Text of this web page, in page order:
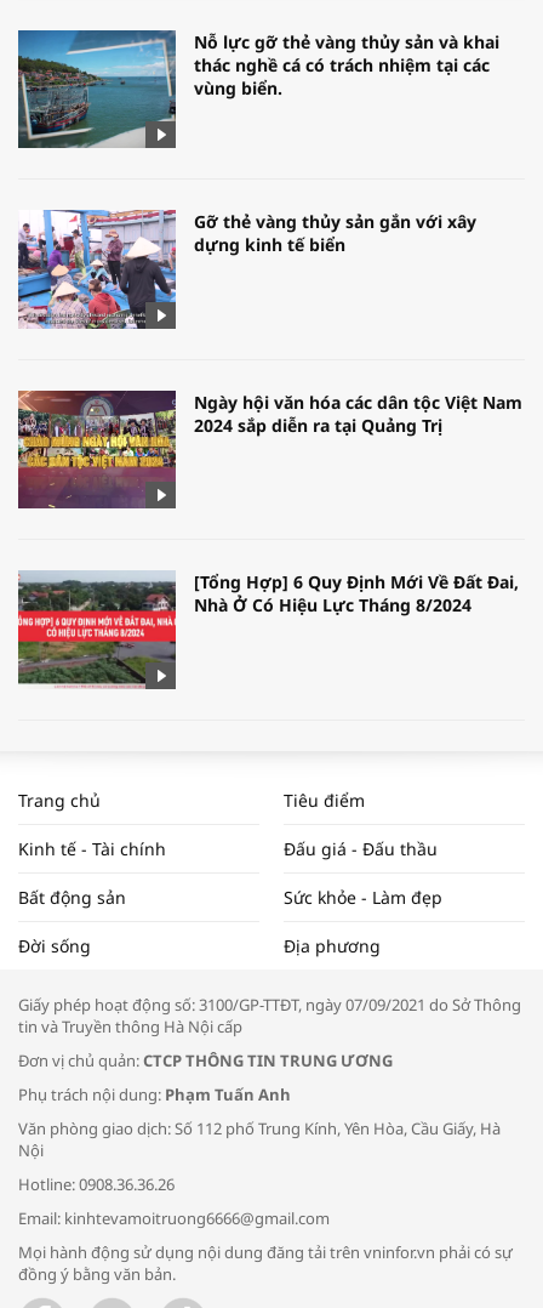
Nỗ lực gỡ thẻ vàng thủy sản và khai
thác nghề cá có trách nhiệm tại các
vùng biển.
Gỡ thẻ vàng thủy sản gắn với xây
dựng kinh tế biển
Ngày hội văn hóa các dân tộc Việt Nam
2024 sắp diễn ra tại Quảng Trị
[Tổng Hợp] 6 Quy Định Mới Về Đất Đai,
Nhà Ở Có Hiệu Lực Tháng 8/2024
NAM NĂM 2024 VÀ NĂM 2025 | NHỊP
ĐẬP THỊ TRƯỜNG #62
Tọa đàm “Xúc tiến thương mại: Khơi
Bác sĩ tư vấn cách phòng tránh bệnh
đường hô hấp trong thời tiết giao mùa
Trao yêu thương cho em
Trang chủ Tiêu điểm
Kinh tế - Tài chính Đấu giá - Đấu thầu
Bất động sản Sức khỏe - Làm đẹp
Đời sống Địa phương
Giấy phép hoạt động số: 3100/GP-TTĐT, ngày 07/09/2021 do Sở Thông
tin và Truyền thông Hà Nội cấp
Đơn vị chủ quản:CTCP THÔNG TIN TRUNG ƯƠNG
Phụ trách nội dung: Phạm Tuấn Anh
Văn phòng giao dịch: Số 112 phố Trung Kính, Yên Hòa, Cầu Giấy, Hà
Nội
Hotline: 0908.36.36.26
Email: kinhtevamoitruong6666@gmail.com
Mọi hành động sử dụng nội dung đăng tải trên vninfor.vn phải có sự
đồng ý bằng văn bản.